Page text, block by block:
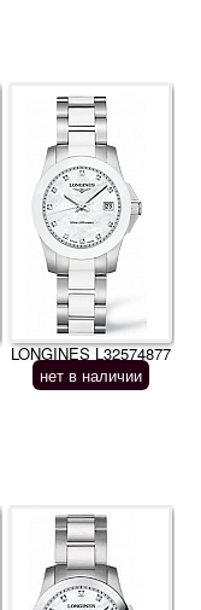
LONGINES L32574877
нет в наличии